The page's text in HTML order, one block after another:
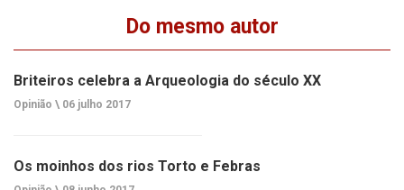
Do mesmo autor
Briteiros celebra a Arqueologia do século XX
Opinião \ 06 julho 2017
Os moinhos dos rios Torto e Febras